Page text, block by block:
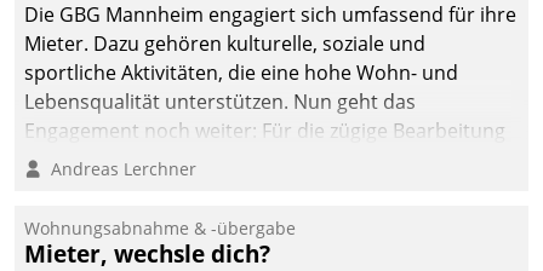
Die GBG Mannheim engagiert sich umfassend für ihre
Mieter. Dazu gehören kulturelle, soziale und
sportliche Aktivitäten, die eine hohe Wohn- und
Lebensqualität unterstützen. Nun geht das
Engagement noch weiter: Für die zügige Bearbeitung
von Beschwerden – oder Lob – richtet das
und Beschwerde-Management einen eigenen Kanal
ein.
Andreas Lerchner
Wohnungsabnahme & -übergabe
Mieter, wechsle dich?